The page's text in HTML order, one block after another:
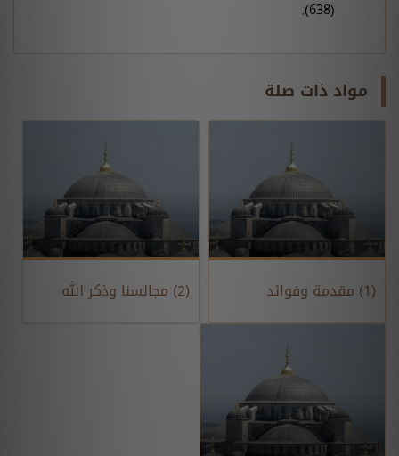
(638).
مواد ذات صلة
(1) مقدمة وفوائد (2) مجالسنا وذكر الله